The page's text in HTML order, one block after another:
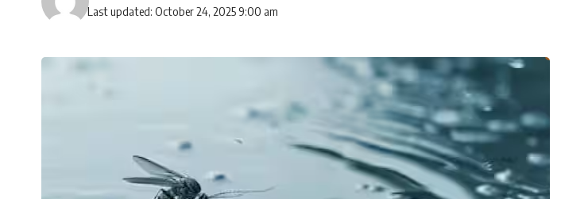
Last updated: October 24, 2025 9:00 am